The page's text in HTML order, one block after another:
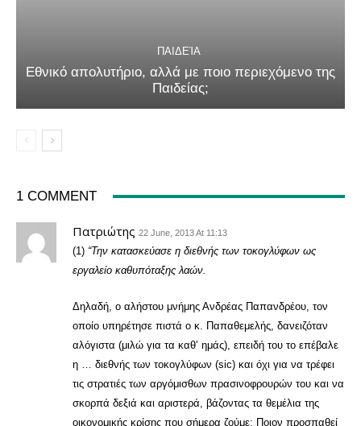
ΠΑΙΔΕΊΑ
Εθνικό απολυτήριο, αλλά με ποιο περιεχόμενο της
Παιδείας;
1 COMMENT
Πατριώτης 22 June, 2013 At 11:13
(1) “Την κατασκεύασε η διεθνής των τοκογλύφων ως
εργαλείο καθυπόταξης λαών.
Δηλαδή, ο αλήστου μνήμης Ανδρέας Παπανδρέου, τον
οποίο υπηρέτησε πιστά ο κ. Παπαθεμελής, δανειζόταν
αλόγιστα (μιλώ για τα καθ’ ημάς), επειδή του το επέβαλε
η … διεθνής των τοκογλύφων (sic) και όχι για να τρέφει
τις στρατιές των αργόμισθων πρασινοφρουρών του και να
σκορπά δεξιά και αριστερά, βάζοντας τα θεμέλια της
οικονομικής κρίσης που σήμερα ζούμε; Ποιον προσπαθεί